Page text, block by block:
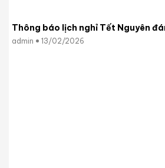
Thông báo lịch nghỉ Tết Nguyên
admin 13/02/2026